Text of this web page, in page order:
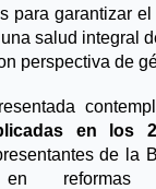
para garantizar
salud integral
perspectiva de
en los
de la
en